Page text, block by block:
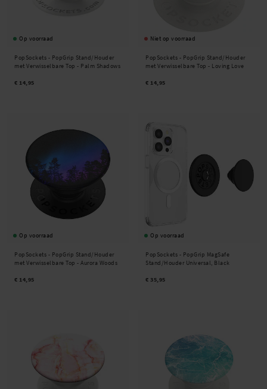
Op voorraad
PopSockets - PopGrip Stand/Houder
met Verwisselbare Top - Palm Shadows
€ 14,95
Niet op voorraad
PopSockets - PopGrip Stand/Houder
met Verwisselbare Top - Loving Love
€ 14,95
Op voorraad
PopSockets - PopGrip Stand/Houder
met Verwisselbare Top - Aurora Woods
€ 14,95
Op voorraad
PopSockets - PopGrip MagSafe
Stand/Houder Universal, Black
€ 35,95